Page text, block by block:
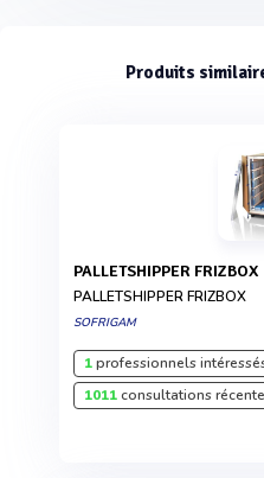
Produits
PALLETSHIPPER FRIZBOX
PALLETSHIPPER FRIZBOX
SOFRIGAM
1professionnels
1011consultations